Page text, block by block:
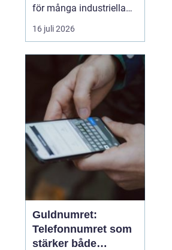
för många industriella
och hantverksrelaterade
miljöer. De hjälper till att
16 juli 2026
Guldnumret:
Telefonnumret som
stärker både